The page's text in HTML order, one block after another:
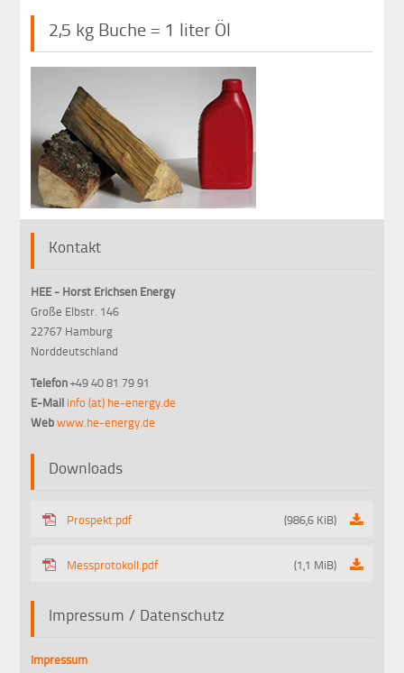
2,5 kg Buche = 1 liter Öl
Kontakt
HEE - Horst Erichsen Energy
Große Elbstr. 146
22767 Hamburg
Norddeutschland
Telefon+49 40 81 79 91
E-Mail info (at) he-energy.de
Webwww.he-energy.de
Downloads
Prospekt.pdf (986,6 KiB)
Messprotokoll.pdf (1,1 MiB)
Impressum / Datenschutz
Impressum